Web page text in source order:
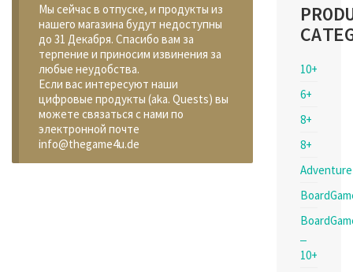
Мы сейчас в отпуске, и продукты из
нашего магазина будут недоступны
до 31 Декабря. Спасибо вам за
терпение и приносим извинения за
любые неудобства.
Если вас интересуют наши
цифровые продукты (aka. Quests) вы
можете связаться с нами по
электронной почте
info@thegame4u.de
10+
6+
8+
8+
Adventure
10+